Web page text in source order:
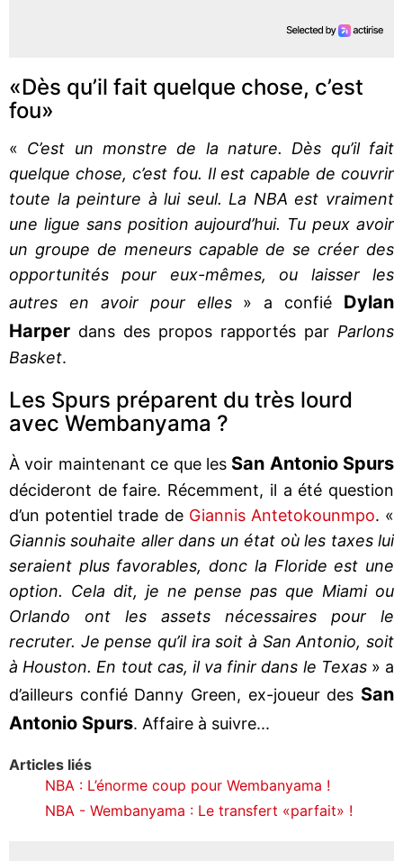
«Dès qu’il fait quelque chose, c’est
fou»
« C’est un monstre de la nature. Dès qu’il fait
quelque chose, c’est fou. Il est capable de couvrir
toute la peinture à lui seul. La NBA est vraiment
une ligue sans position aujourd’hui. Tu peux avoir
un groupe de meneurs capable de se créer des
opportunités pour eux-mêmes, ou laisser les
autres en avoir pour elles» a confié Dylan
Harper dans des propos rapportés par Parlons
Basket.
Les Spurs préparent du très lourd
avec Wembanyama ?
À voir maintenant ce que les San Antonio Spurs
décideront de faire. Récemment, il a été question
d’un potentiel trade de Giannis Antetokounmpo. «
Giannis souhaite aller dans un état où les taxes lui
seraient plus favorables, donc la Floride est une
option. Cela dit, je ne pense pas que Miami ou
Orlando ont les assets nécessaires pour le
recruter. Je pense qu’il ira soit à San Antonio, soit
à Houston. En tout cas, il va finir dans le Texas » a
d’ailleurs confié Danny Green, ex-joueur des San
Antonio Spurs. Affaire à suivre...
Articles liés
NBA : L’énorme coup pour Wembanyama !
NBA - Wembanyama : Le transfert «parfait» !